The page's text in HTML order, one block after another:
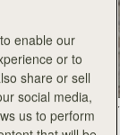
み・並べ替え：
enable our
or to
share or sell
social media,
us to perform